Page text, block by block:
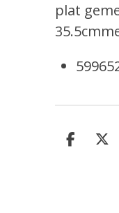
plat
D
D